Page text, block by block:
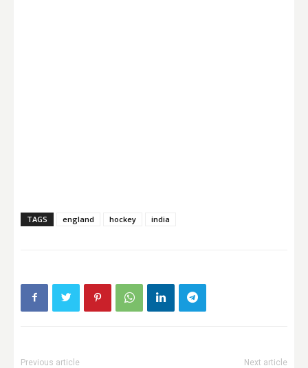
TAGS england hockey india
Previous article Next article